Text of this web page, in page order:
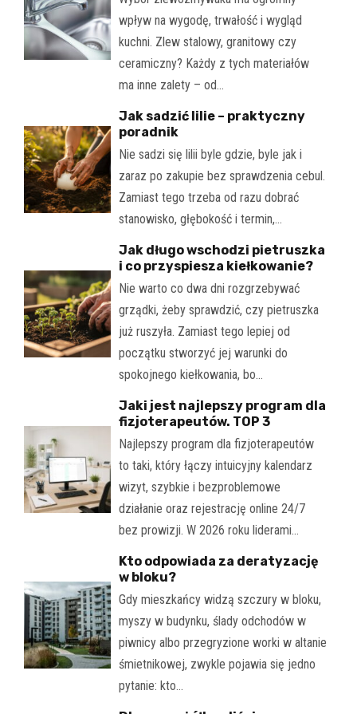
wpływ na wygodę, trwałość i wygląd
kuchni. Zlew stalowy, granitowy czy
ceramiczny? Każdy z tych materiałów
ma inne zalety – od…
Jak sadzić lilie – praktyczny
poradnik
Nie sadzi się lilii byle gdzie, byle jak i
zaraz po zakupie bez sprawdzenia cebul.
Zamiast tego trzeba od razu dobrać
stanowisko, głębokość i termin,…
Jak długo wschodzi pietruszka
i co przyspiesza kiełkowanie?
Nie warto co dwa dni rozgrzebywać
grządki, żeby sprawdzić, czy pietruszka
już ruszyła. Zamiast tego lepiej od
początku stworzyć jej warunki do
spokojnego kiełkowania, bo…
Jaki jest najlepszy program dla
fizjoterapeutów. TOP 3
Najlepszy program dla fizjoterapeutów
to taki, który łączy intuicyjny kalendarz
wizyt, szybkie i bezproblemowe
działanie oraz rejestrację online 24/7
bez prowizji. W 2026 roku liderami…
Kto odpowiada za deratyzację
w bloku?
Gdy mieszkańcy widzą szczury w bloku,
myszy w budynku, ślady odchodów w
piwnicy albo przegryzione worki w altanie
śmietnikowej, zwykle pojawia się jedno
pytanie: kto…